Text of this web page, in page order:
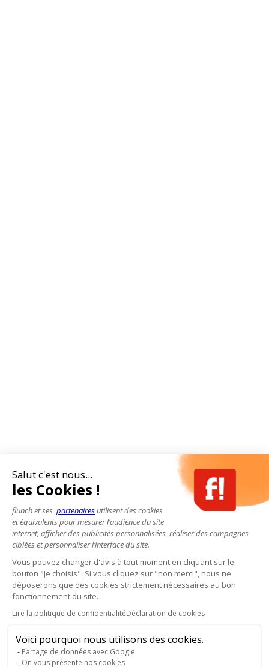
Salut c'est nous...
les Cookies !
flunch et ses partenairesutilisent des cookies
et équivalents pour mesurer l’audience du site
internet, afficher des publicités personnalisées, réaliser des campagnes
ciblées et personnaliser l’interface du site.
Vous pouvez changer d'avis à tout moment en cliquant sur le
bouton "Je choisis". Si vous cliquez sur "non merci", nous ne
déposerons que des cookies strictement nécessaires au bon
fonctionnement du site.
Lire la politique de confidentialitéDéclaration de cookies
Voici pourquoi nous utilisons des cookies.
Partage de données avec Google
On vous présente nos cookies